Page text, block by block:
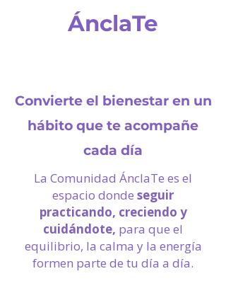
ÁnclaTe
Convierte el bienestar en un
hábito que te acompañe
cada día
La Comunidad ÁnclaTe es el
espacio donde seguir
practicando, creciendo y
cuidándote, para que el
equilibrio, la calma y la energía
formen parte de tu día a día.